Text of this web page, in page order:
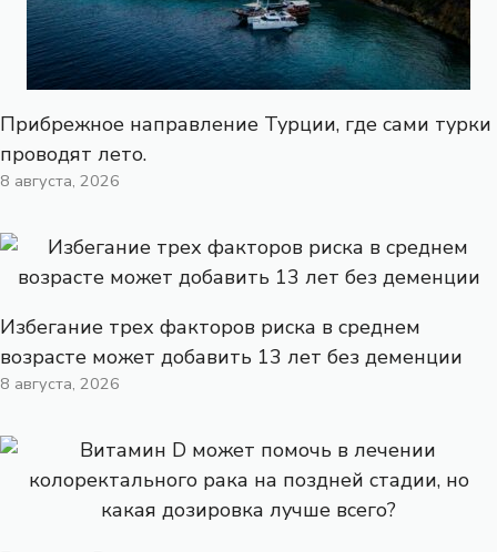
Прибрежное направление Турции, где сами турки
проводят лето.
8 августа, 2026
Избегание трех факторов риска в среднем
возрасте может добавить 13 лет без деменции
8 августа, 2026